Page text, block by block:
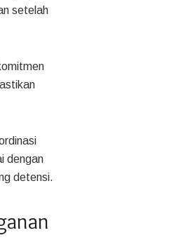
setelah
dengan
detensi.